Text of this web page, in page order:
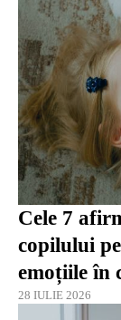
Cele 7
copilului
emoțiile în
28 IULIE 2026